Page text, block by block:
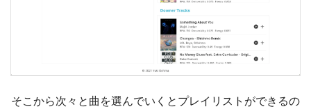
そこから次々と曲を選んでいくとプレイリストができるの